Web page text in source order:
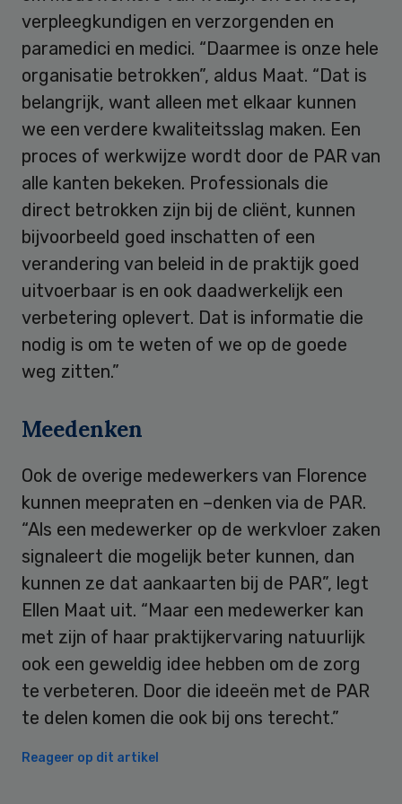
verpleegkundigen en verzorgenden en
paramedici en medici. “Daarmee is onze hele
organisatie betrokken”, aldus Maat. “Dat is
belangrijk, want alleen met elkaar kunnen
we een verdere kwaliteitsslag maken. Een
proces of werkwijze wordt door de PAR van
alle kanten bekeken. Professionals die
direct betrokken zijn bij de cliënt, kunnen
bijvoorbeeld goed inschatten of een
verandering van beleid in de praktijk goed
uitvoerbaar is en ook daadwerkelijk een
verbetering oplevert. Dat is informatie die
nodig is om te weten of we op de goede
weg zitten.”
Meedenken
Ook de overige medewerkers van Florence
kunnen meepraten en –denken via de PAR.
“Als een medewerker op de werkvloer zaken
signaleert die mogelijk beter kunnen, dan
kunnen ze dat aankaarten bij de PAR”, legt
Ellen Maat uit. “Maar een medewerker kan
met zijn of haar praktijkervaring natuurlijk
ook een geweldig idee hebben om de zorg
te verbeteren. Door die ideeën met de PAR
te delen komen die ook bij ons terecht.”
Reageer op dit artikel